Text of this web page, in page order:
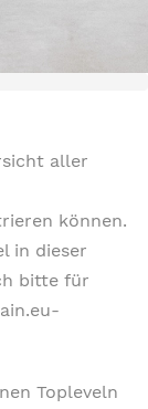
aller
können.
in dieser
bitte für
Topleveln